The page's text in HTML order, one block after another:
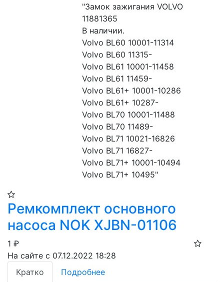
"Замок зажигания VOLVO
11881365
В наличии.
Volvo BL60 10001-11314
Volvo BL60 11315-
Volvo BL61 10001-11458
Volvo BL61 11459-
Volvo BL61+ 10001-10286
Volvo BL61+ 10287-
Volvo BL70 10001-11488
Volvo BL70 11489-
Volvo BL71 10021-16826
Volvo BL71 16827-
Volvo BL71+ 10001-10494
Volvo BL71+ 10495"
Ремкомплект основного
насоса NOK XJBN-01106
1 ₽
На сайте с 07.12.2022 18:28
Кратко
Подробнее